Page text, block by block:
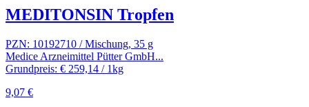
MEDITONSIN Tropfen
PZN: 10192710 / Mischung, 35 g
Medice Arzneimittel Pütter GmbH...
Grundpreis: € 259,14 / 1kg
9,07 €